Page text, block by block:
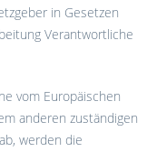
in Gesetzen
Verantwortliche
vom Europäischen
anderen zuständigen
werden die